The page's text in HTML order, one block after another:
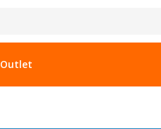
Outlet